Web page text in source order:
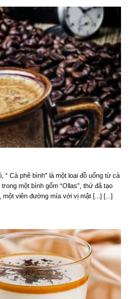
“ Cà phê bình” là một loại đồ uống từ cà
một bình gốm “Ollas”, thứ đã tạo
một viên đường mía với vị mật [...] [...]